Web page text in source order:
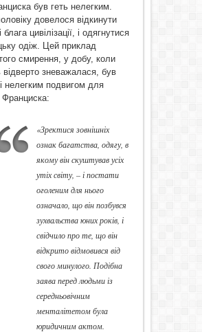
був геть нелегким.
довелося відкинути
блага цивілізації, і одягнутися
одіж. Цей приклад
смирення, у добу, коли
відверто зневажалася, був
нелегким подвигом для
Франциска:
«Зректися зовнішніх
ознак багатства, одягу, в
якому він скуштував усіх
утіх світу, – і постати
оголеним для нього
означало, що він позбувся
зухвальства юних років, і
свідчило про те, що він
відкрито відмовився від
свого минулого. Подібна
заява перед людьми із
середньовічним
менталітетом була
юридичним актом.